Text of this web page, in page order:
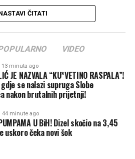
uredba predviđala da
dobijaju automatski državljanstvo
zemlji ilegalno ili samo
određene nosioce privremenih
izuzeci
po rođenju nije apsolutno, ali su
dugo priznaje, između ostalog,
stranih diplomata, a sudska
i ostanu niske. Iran nikada
a SAD će biti u jačoj
da se donose zaključci o
još traju, ali da će SAD
vojni pritisak, ekonomske mere
svoje ciljeve.
i i ljudi pokušavaju da
odvijati. Mogu da vam kažem da
SAD”, rekao je on.
ČITATI
VIDEO
13 minuta ago
JE NAZVALA “KU*VETINO RASPALA”!
se nalazi supruga Slobe
nakon brutalnih prijetnji!
44 minute ago
U BiH! Dizel skočio na 3,45
uskoro čeka novi šok